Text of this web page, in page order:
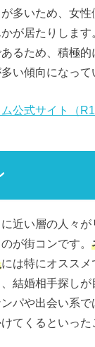
多いため、女
が居たりしま
るため、積極
い傾向になって
公式サイト（
近い層の人々
が街コンです。
には特にオスス
結婚相手探しが
パや出会い系
てくるといった